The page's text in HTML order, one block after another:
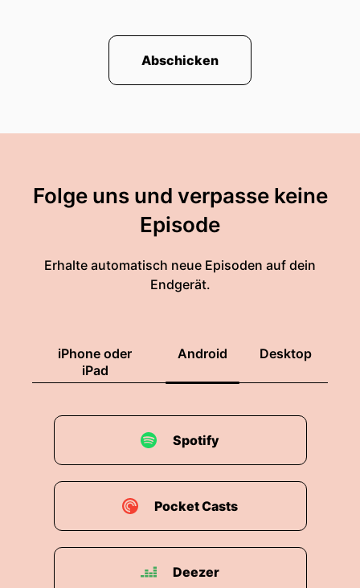
Abschicken
Folge uns und verpasse keine
Episode
Erhalte automatisch neue Episoden auf dein
Endgerät.
iPhone oder
iPad
Android Desktop
Spotify
Pocket Casts
Deezer